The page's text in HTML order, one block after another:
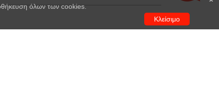
όλων των cookies.
Κλείσιμο